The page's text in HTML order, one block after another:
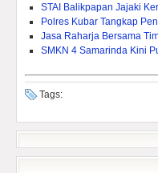
STAI Balikpapan Jajaki
Polres Kubar Tangkap
Jasa Raharja Bersama
SMKN 4 Samarinda Kini
Tags: